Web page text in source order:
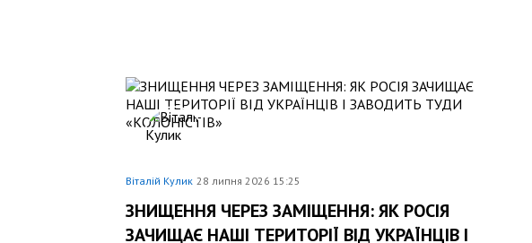
Віталій Кулик 28 липня 2026 15:25
ЗНИЩЕННЯ ЧЕРЕЗ ЗАМІЩЕННЯ: ЯК РОСІЯ
ЗАЧИЩАЄ НАШІ ТЕРИТОРІЇ ВІД УКРАЇНЦІВ І